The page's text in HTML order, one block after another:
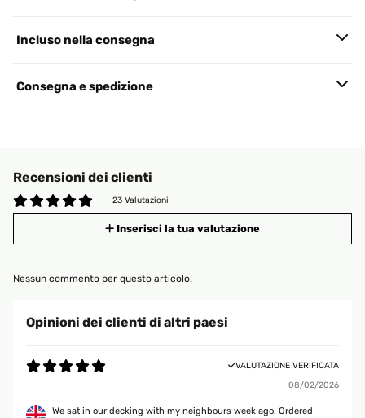
Incluso nella consegna
Consegna e spedizione
Recensioni dei clienti
23 Valutazioni
Inserisci la tua valutazione
Nessun commento per questo articolo.
Opinioni dei clienti di altri paesi
VALUTAZIONE VERIFICATA
08/02/2026
We sat in our decking with my neighbours week ago. Ordered